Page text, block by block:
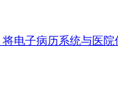
电子病历系统与医院